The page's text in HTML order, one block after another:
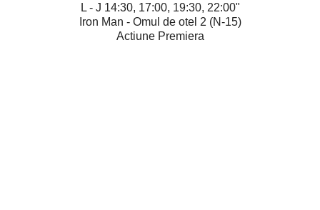
L - J 14:30, 17:00, 19:30, 22:00"
Iron Man - Omul de otel 2 (N-15)
Actiune Premiera